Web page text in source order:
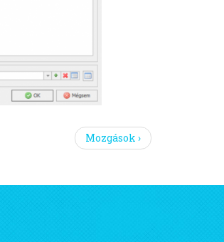
Mozgások ›